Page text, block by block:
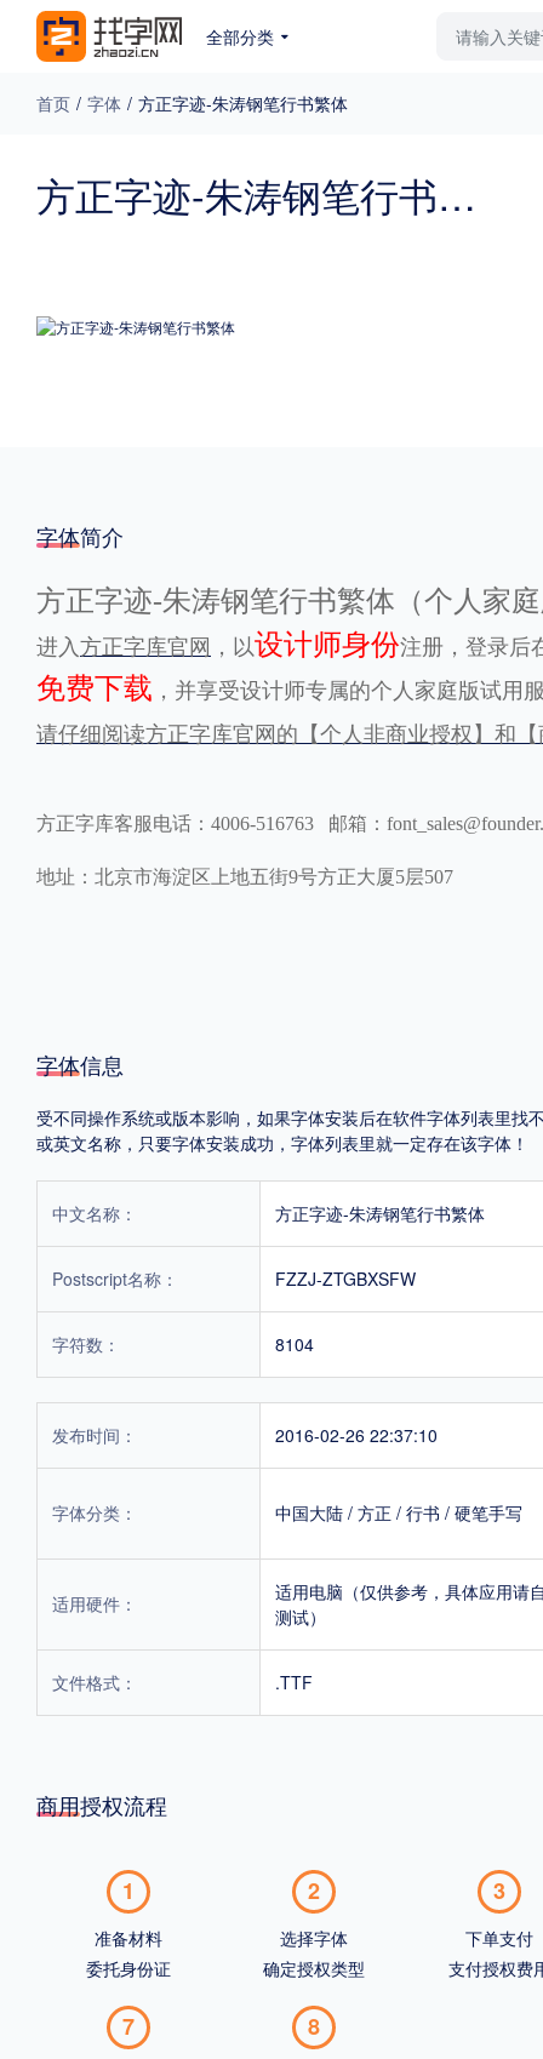
全部分类
最新字体
免费下载 收费下载 更多
格式
.TTF .OTF
地区
POP字体下载 字库打包下载 海报素材下载
首页 / 字体 / 方正字迹-朱涛钢笔行书繁体
方正字迹-朱涛钢笔行书繁体
字体简介
方正字迹-朱涛钢笔行书繁体（个人家
进入 方正字库官网 ，以设计师身份注册，登录后
免费下载 ，并享受设计师专属的个人家庭版试用
请仔细阅读方正字库官网的【个人非商业授权】和
方正字库客服电话：4006-516763 邮箱：
地址：北京市海淀区上地五街9号方正大厦5层507
字体信息
受不同操作系统或版本影响，如果字体安装后在软件字体列表里
或英文名称，只要字体安装成功，字体列表里就一定存在该字体！
中文名称： 方正字迹-朱涛钢笔行书繁体
Postscript名称： FZZJ-ZTGBXSFW
字符数： 8104
发布时间： 2016-02-26 22:37:10
字体分类： 中国大陆 / 方正 / 行书 / 硬笔手写
适用硬件：
适用电脑（仅供参考，具体应用请
测试）
文件格式： .TTF
商用授权流程
1
准备材料
委托身份证
2
选择字体
确定授权类型
3
下单支付
支付授权费
7 8